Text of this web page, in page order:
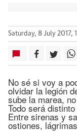
Saturday, 8 July 2017,
No sé si voy a
olvidar la legión
sube la marea,
Todo será
Entre sirenas y
ostiones,